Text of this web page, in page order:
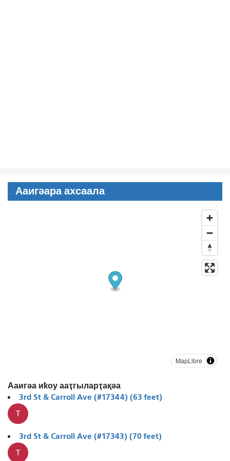
Ааигәара ахсаала
MapLibre
Ааигәа иҟоу ааҭгыларҭақәа
3rd St & Carroll Ave (#17344) (63 feet)
T
3rd St & Carroll Ave (#17343) (70 feet)
T